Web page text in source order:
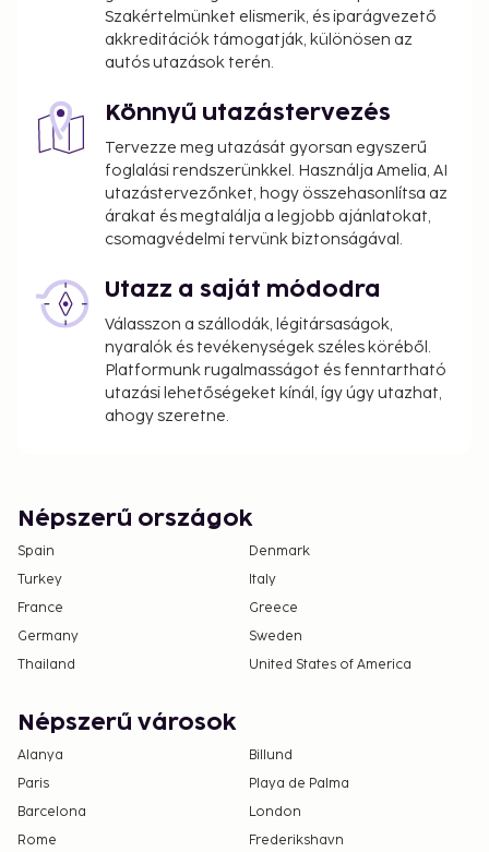
Cash transactions at this property cannot
exceed EUR 1000, due to national regulations.
For further details, please contact the property
using information in the booking confirmation.
Only registered guests are allowed in the
guestrooms.
The property is professionally cleaned.
Contactless check-out is available.
Szakértelmünket elismerik, és iparágvezető
akkreditációk támogatják, különösen az
autós utazások terén.
Könnyű utazástervezés
Tervezze meg utazását gyorsan egyszerű
foglalási rendszerünkkel. Használja Amelia, AI
utazástervezőnket, hogy összehasonlítsa az
árakat és megtalálja a legjobb ajánlatokat,
csomagvédelmi tervünk biztonságával.
Utazz a saját módodra
Válasszon a szállodák, légitársaságok,
nyaralók és tevékenységek széles köréből.
Platformunk rugalmasságot és fenntartható
utazási lehetőségeket kínál, így úgy utazhat,
ahogy szeretne.
Népszerű országok
Spain
Denmark
Turkey
Italy
France
Greece
Germany
Sweden
Thailand
United States of America
Népszerű városok
Alanya
Billund
Paris
Playa de Palma
Barcelona
London
Rome
Frederikshavn